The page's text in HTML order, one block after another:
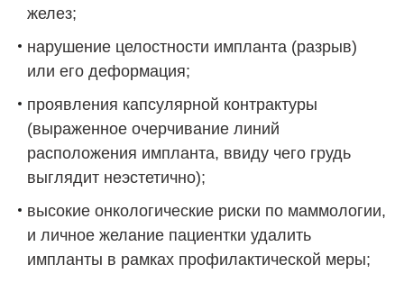
желез;
нарушение целостности импланта (разрыв)
или его деформация;
проявления капсулярной контрактуры
(выраженное очерчивание линий
расположения импланта, ввиду чего грудь
выглядит неэстетично);
высокие онкологические риски по маммологии,
и личное желание пациентки удалить
импланты в рамках профилактической меры;